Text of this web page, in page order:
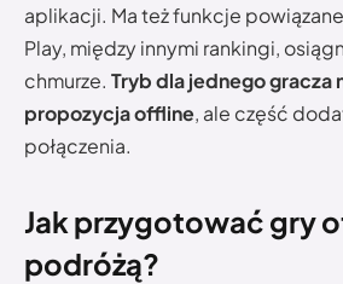
aplikacji. Ma też funkcje
Play, między innymi rankingi,
chmurze. Tryb dla jednego gracza
propozycja offline, ale część
połączenia.
Jak przygotować gry
podróżą?